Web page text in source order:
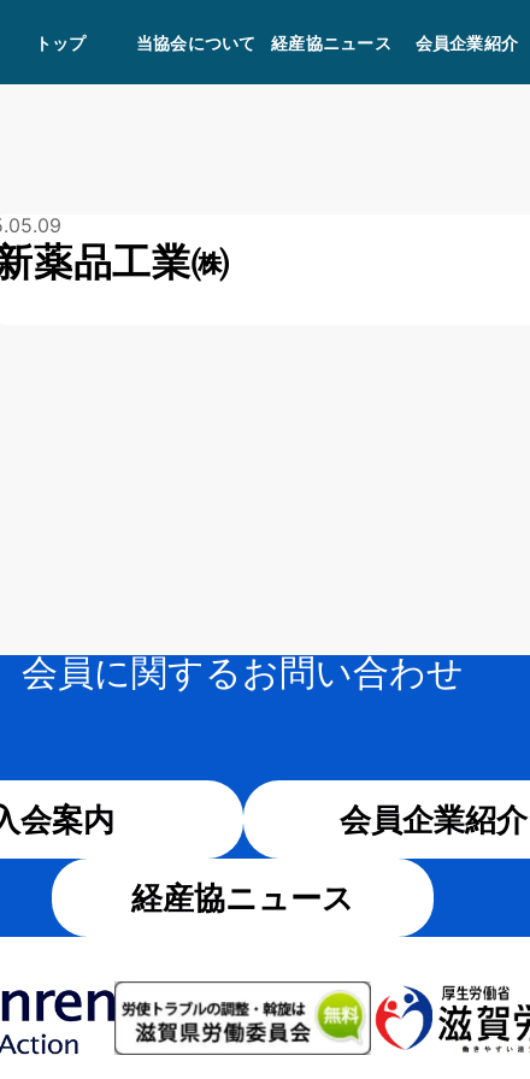
トップ 当協会について 経産協ニュース 会員企業紹介
薬品工業㈱
会員に関するお問い合わせ
会案内 会員企業紹介
経産協ニュース